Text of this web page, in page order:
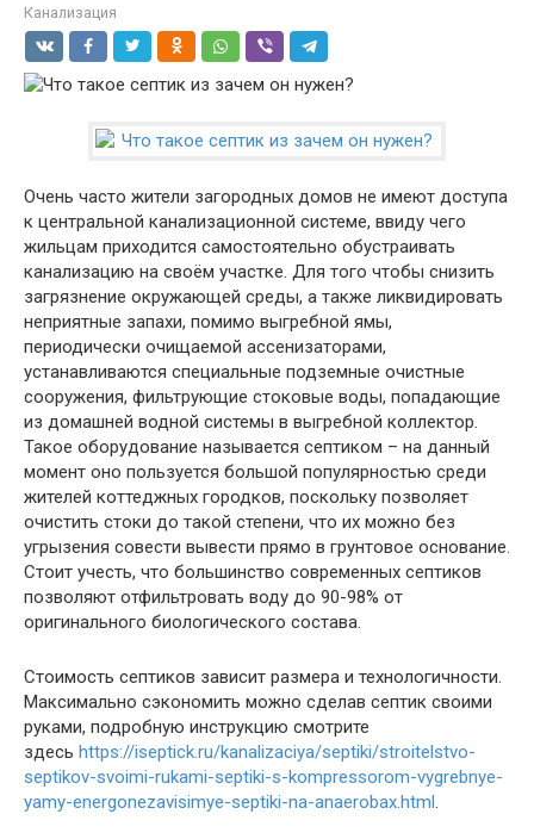
Канализация
Очень часто жители загородных домов не имеют доступа
к центральной канализационной системе, ввиду чего
жильцам приходится самостоятельно обустраивать
канализацию на своём участке. Для того чтобы снизить
загрязнение окружающей среды, а также ликвидировать
неприятные запахи, помимо выгребной ямы,
периодически очищаемой ассенизаторами,
устанавливаются специальные подземные очистные
сооружения, фильтрующие стоковые воды, попадающие
из домашней водной системы в выгребной коллектор.
Такое оборудование называется септиком – на данный
момент оно пользуется большой популярностью среди
жителей коттеджных городков, поскольку позволяет
очистить стоки до такой степени, что их можно без
угрызения совести вывести прямо в грунтовое основание.
Стоит учесть, что большинство современных септиков
позволяют отфильтровать воду до 90-98% от
оригинального биологического состава.
Стоимость септиков зависит размера и технологичности.
Максимально сэкономить можно сделав септик своими
руками, подробную инструкцию смотрите
здесь https://iseptick.ru/kanalizaciya/septiki/stroitelstvo-
septikov-svoimi-rukami-septiki-s-kompressorom-vygrebnye-
yamy-energonezavisimye-septiki-na-anaerobax.html.